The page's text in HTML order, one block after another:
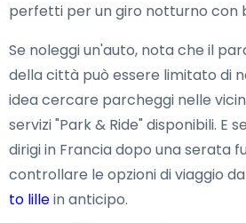
perfetti per un giro notturno con
Se noleggi un'auto, nota che il
della città può essere limitato di
idea cercare parcheggi nelle
servizi "Park & Ride" disponibili. E
dirigi in Francia dopo una serata
controllare le opzioni di viaggio da
to lillein anticipo.